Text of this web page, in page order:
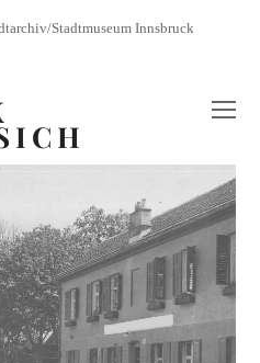
Stadtmuseum Innsbruck